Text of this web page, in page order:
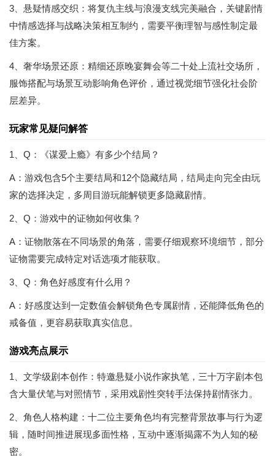
3、悬疑情感交织：将复仇主线与浪漫支线完美融合，关键剧情
中情感选择与战略决策相互制约，需要平衡理智与感性制定最
佳方案。
4、奢华场景还原：精细还原晚宴舞会等二十处上流社交场所，
服饰搭配与场景互动影响角色评价，通过视觉细节强化社会阶
层差异。
玩家常见疑问解答
1、Q：《谋爱上瘾》有多少个结局？
A：游戏包含5个主要结局和12个隐藏结局，结局走向完全由玩
家的选择决定，多周目游玩能解锁更多隐藏剧情。
2、Q：游戏中的证物如何收集？
A：证物散落在不同场景的角落，需要仔细观察环境细节，部分
证物需要完成特定对话选项才能获取。
3、Q：角色好感度有什么用？
A：好感度达到一定数值会解锁角色专属剧情，还能降低角色的
戒备值，更容易获取真实信息。
游戏亮点展示
1、文学级剧本创作：特邀悬疑小说作家执笔，三十万字剧本包
含大量伏笔与对照情节，采用戏剧性突转手法保持剧情张力。
2、角色人格构建：十二位主要角色均有完整背景故事与行为逻
辑，随时间推进展现多面性格，互动中逐渐揭露不为人知的秘
密。